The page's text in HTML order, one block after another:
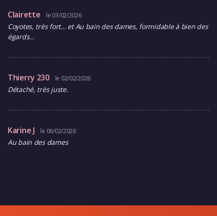
Clairette le 03/02/2026
Coyotes, très fort… et Au bain des dames, formidable à bien des
égards…
Thierry 230 le 02/02/2026
Détaché, très juste.
Karine J le 06/02/2026
Au bain des dames